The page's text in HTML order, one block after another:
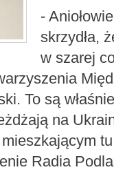
-
skrzydła,
w szarej
To są
na
Radia